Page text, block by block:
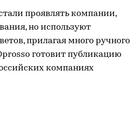
проявлять компании,
но используют
прилагая много ручного
готовит публикацию
компаниях